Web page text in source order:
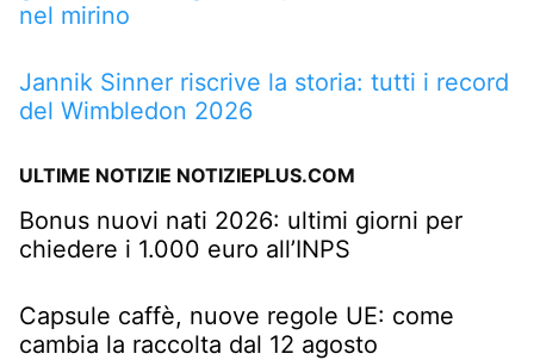
nel mirino
Jannik Sinner riscrive la storia: tutti i record
del Wimbledon 2026
ULTIME NOTIZIE NOTIZIEPLUS.COM
Bonus nuovi nati 2026: ultimi giorni per
chiedere i 1.000 euro all’INPS
Capsule caffè, nuove regole UE: come
cambia la raccolta dal 12 agosto